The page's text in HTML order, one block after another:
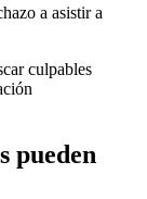
a asistir a
culpables
pueden